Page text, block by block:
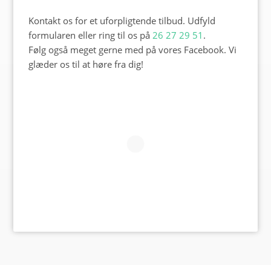
Kontakt os for et uforpligtende tilbud. Udfyld
formularen eller ring til os på 26 27 29 51 .
Følg også meget gerne med på vores Facebook. Vi
glæder os til at høre fra dig!